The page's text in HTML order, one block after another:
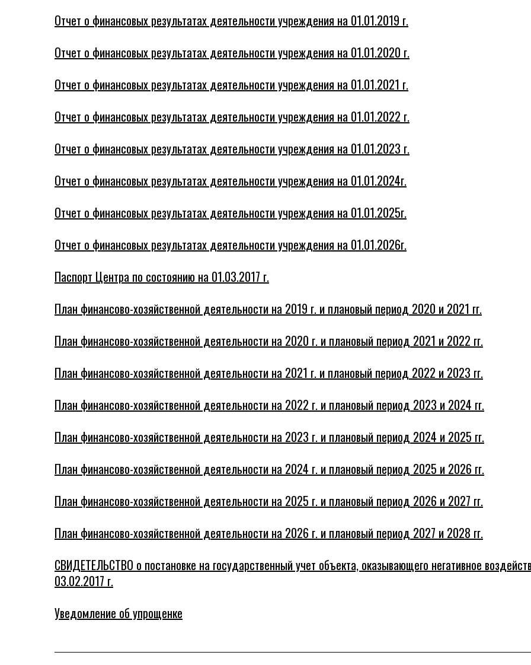
Отчет о финансовых результатах деятельности учреждения на 01.01.2019 г.
Отчет о финансовых результатах деятельности учреждения на 01.01.2020 г.
Отчет о финансовых результатах деятельности учреждения на 01.01.2021 г.
Отчет о финансовых результатах деятельности учреждения на 01.01.2022 г.
Отчет о финансовых результатах деятельности учреждения на 01.01.2023 г.
Отчет о финансовых результатах деятельности учреждения на 01.01.2024г.
Отчет о финансовых результатах деятельности учреждения на 01.01.2025г.
Отчет о финансовых результатах деятельности учреждения на 01.01.2026г.
Паспорт Центра по состоянию на 01.03.2017 г.
План финансово-хозяйственной деятельности на 2019 г. и плановый период 2020 и 2021 гг.
План финансово-хозяйственной деятельности на 2020 г. и плановый период 2021 и 2022 гг.
План финансово-хозяйственной деятельности на 2021 г. и плановый период 2022 и 2023 гг.
План финансово-хозяйственной деятельности на 2022 г. и плановый период 2023 и 2024 гг.
План финансово-хозяйственной деятельности на 2023 г. и плановый период 2024 и 2025 гг.
План финансово-хозяйственной деятельности на 2024 г. и плановый период 2025 и 2026 гг.
План финансово-хозяйственной деятельности на 2025 г. и плановый период 2026 и 2027 гг.
План финансово-хозяйственной деятельности на 2026 г. и плановый период 2027 и 2028 гг.
СВИДЕТЕЛЬСТВО о постановке на государственный учет объекта, оказывающего негативное
03.02.2017 г.
Уведомление об упрощенке